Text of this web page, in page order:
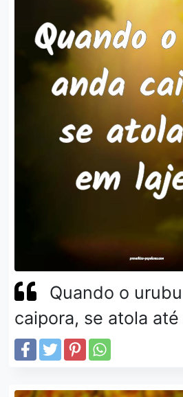
Quando o
caipora, se atola